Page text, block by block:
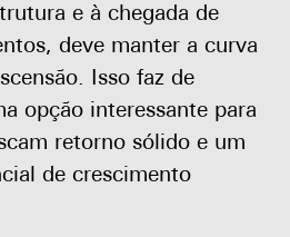
e à chegada de
deve manter a curva
Isso faz de
opção interessante para
retorno sólido e um
de crescimento